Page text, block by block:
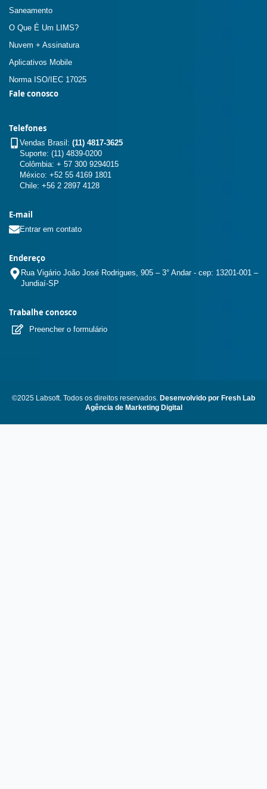
Saneamento
O Que É Um LIMS?
Nuvem + Assinatura
Aplicativos Mobile
Norma ISO/IEC 17025
Fale conosco
Telefones
Vendas Brasil: (11) 4817-3625
Suporte: (11) 4839-0200
Colômbia: + 57 300 9294015
México: +52 55 4169 1801
Chile: +56 2 2897 4128
E-mail
Entrar em contato
Endereço
Rua Vigário João José Rodrigues, 905 – 3° Andar - cep: 13201-001 –
Jundiaí-SP
Trabalhe conosco
Preencher o formulário
©2025 Labsoft. Todos os direitos reservados. Desenvolvido por Fresh Lab
Agência de Marketing Digital